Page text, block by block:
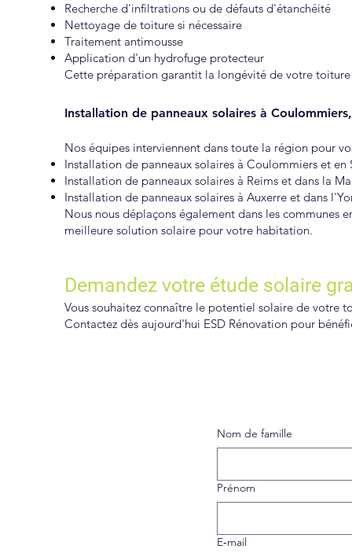
Recherche d'infiltrations ou de défauts d'étanchéité
Nettoyage de toiture si nécessaire
Traitement antimousse
Application d'un hydrofuge protecteur
Cette préparation garantit la longévité de votre toiture
Installation de panneaux solaires à
Nos équipes interviennent dans toute la région pour
Installation de panneaux solaires à Coulommiers et en
Installation de panneaux solaires à Reims et dans la
Installation de panneaux solaires à Auxerre et dans
Nous nous déplaçons également dans les communes
meilleure solution solaire pour votre habitation.
Demandez votre étude solaire
Vous souhaitez connaître le potentiel solaire de votre
Contactez dès aujourd'hui ESD Rénovation pour
Nom de famille
Prénom
E‑mail